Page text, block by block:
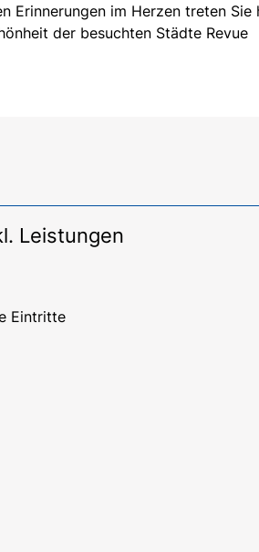
Erinnerungen im Herzen treten Sie
der besuchten Städte Revue
Leistungen
Eintritte